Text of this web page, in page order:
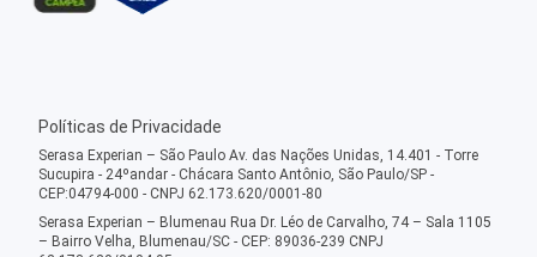
Políticas de Privacidade
Serasa Experian – São Paulo Av. das Nações Unidas, 14.401 - Torre
Sucupira - 24ºandar - Chácara Santo Antônio, São Paulo/SP -
CEP:04794-000 - CNPJ 62.173.620/0001-80
Serasa Experian – Blumenau Rua Dr. Léo de Carvalho, 74 – Sala 1105
– Bairro Velha, Blumenau/SC - CEP: 89036-239 CNPJ